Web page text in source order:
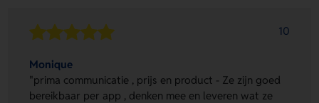
10
Monique
"prima communicatie , prijs en product - Ze zijn goed
bereikbaar per app , denken mee en leveren wat ze